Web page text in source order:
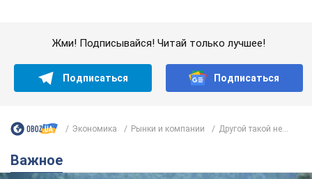
Жми! Подписывайся! Читай только лучшее!
Подписаться Подписаться
Экономика Рынки и компании Другой такой не...
Важное